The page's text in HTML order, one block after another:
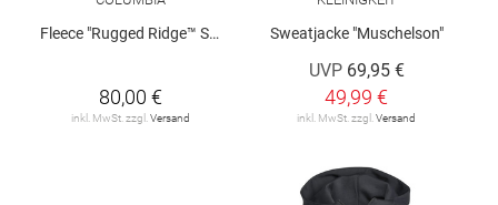
Fleece "Rugged Ridge™ Sherpa"
80,00 €
inkl. MwSt. zzgl. Versand
Sweatjacke "Muschelson"
UVP 69,95 €
49,99 €
inkl. MwSt. zzgl. Versand